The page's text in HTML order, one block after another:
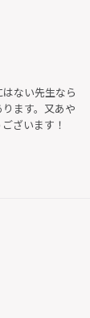
ない先生なら
ます。又あや
ざいます！